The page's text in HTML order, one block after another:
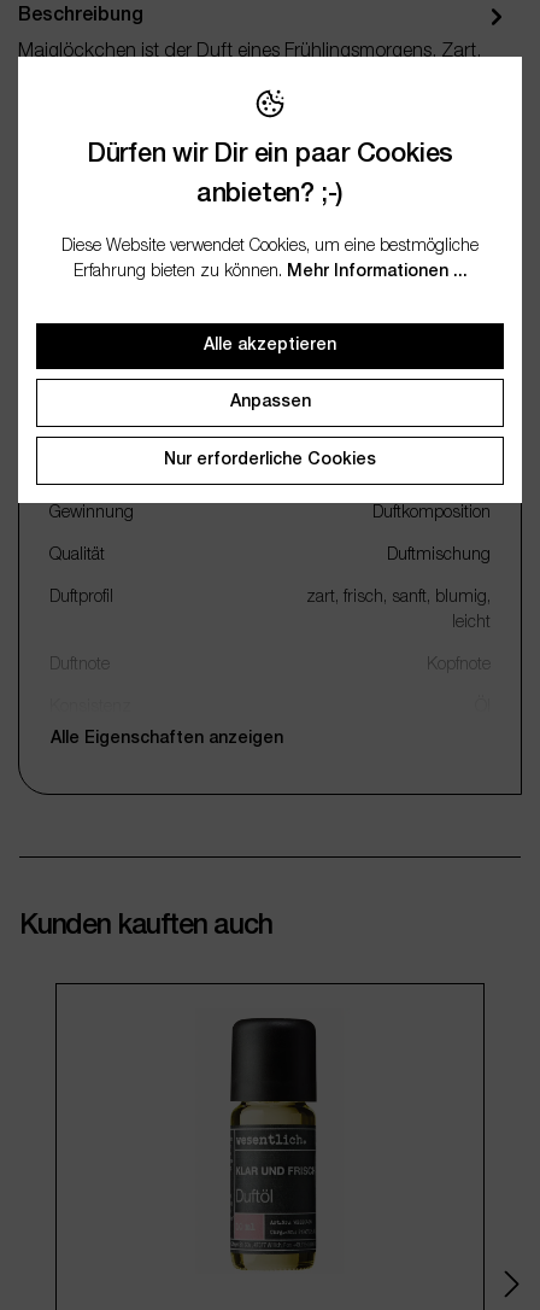
Beschreibung
Maiglöckchen ist der Duft eines Frühlingsmorgens. Zart,
Bewertungen
Gewinnung Duftkomposition
Qualität Duftmischung
Duftprofil
zart, frisch, sanft, blumig,
leicht
Duftnote Kopfnote
Verpackung
Füllmenge 10 ml
Artikelnummer
Alle Eigenschaften anzeigen
Kunden kauften auch
Dürfen wir Dir ein paar Cookies
anbieten? ;-)
Diese Website verwendet Cookies, um eine bestmögliche
Erfahrung bieten zu können. Mehr Informationen ...
Alle akzeptieren
Anpassen
Nur erforderliche Cookies